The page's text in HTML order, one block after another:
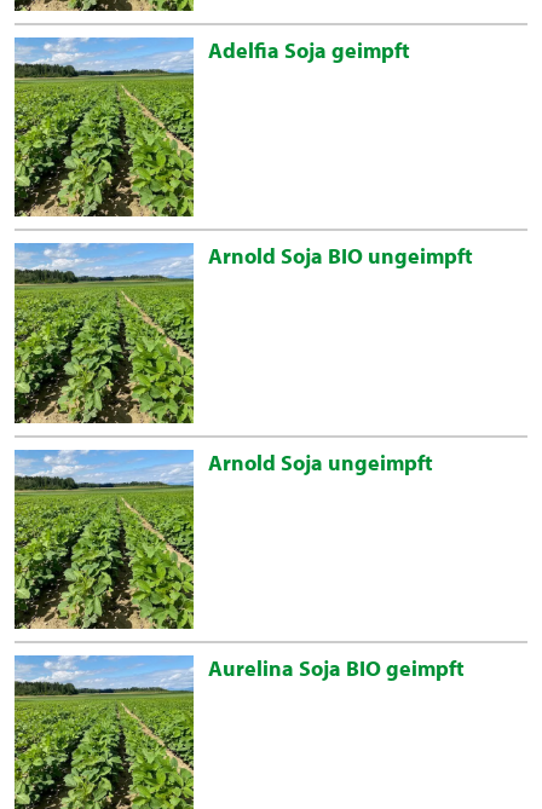
Adelfia Soja geimpft
Arnold Soja BIO ungeimpft
Arnold Soja ungeimpft
Aurelina Soja BIO geimpft